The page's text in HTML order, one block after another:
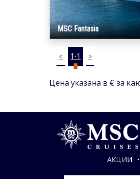
MSC Fantasia
< 1-1 >
Цена указана в € за
АКЦИИ